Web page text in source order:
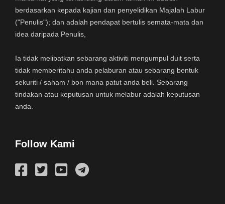
berdasarkan kepada kajian dan penyelidikan Majalah Labur
("Penulis"); dan adalah pendapat bertulis semata-mata dan
idea daripada Penulis,
Ia tidak melibatkan sebarang aktiviti mengumpul duit serta
tidak memberitahu anda pelaburan atau sebarang bentuk
sekuriti / saham / bon mana patut anda beli. Sebarang
tindakan atau keputusan untuk melabur adalah keputusan
anda.
Follow Kami